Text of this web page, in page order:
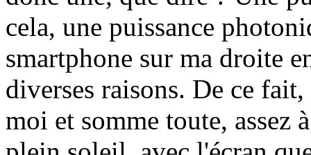
cela, une puissance
smartphone sur ma droite
diverses raisons. De ce
moi et somme toute, assez